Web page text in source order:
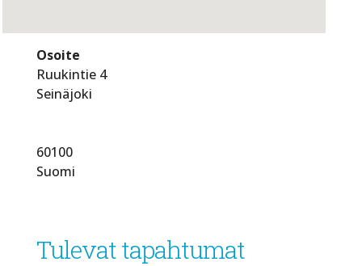
Osoite
Ruukintie 4
Seinäjoki
60100
Suomi
Tulevat tapahtumat